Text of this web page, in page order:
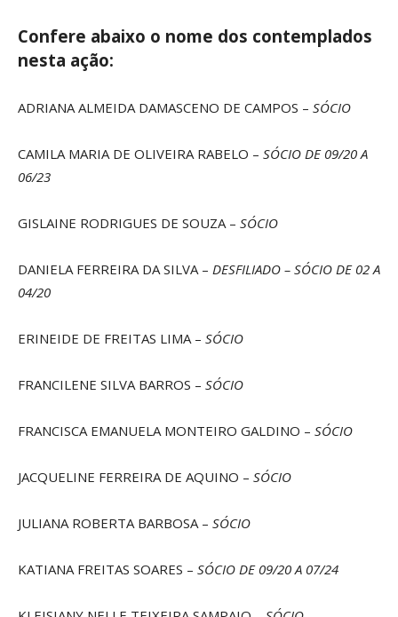
Confere abaixo o nome dos contemplados
nesta ação:
ADRIANA ALMEIDA DAMASCENO DE CAMPOS – SÓCIO
CAMILA MARIA DE OLIVEIRA RABELO – SÓCIO DE 09/20 A
06/23
GISLAINE RODRIGUES DE SOUZA – SÓCIO
DANIELA FERREIRA DA SILVA – DESFILIADO – SÓCIO DE 02 A
04/20
ERINEIDE DE FREITAS LIMA – SÓCIO
FRANCILENE SILVA BARROS – SÓCIO
FRANCISCA EMANUELA MONTEIRO GALDINO – SÓCIO
JACQUELINE FERREIRA DE AQUINO – SÓCIO
JULIANA ROBERTA BARBOSA – SÓCIO
KATIANA FREITAS SOARES – SÓCIO DE 09/20 A 07/24